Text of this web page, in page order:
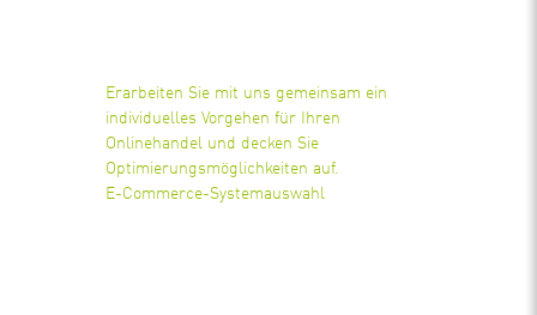
Erarbeiten Sie mit uns gemeinsam ein
individuelles Vorgehen für Ihren
Onlinehandel und decken Sie
Optimierungsmöglichkeiten auf.
E-Commerce-Systemauswahl